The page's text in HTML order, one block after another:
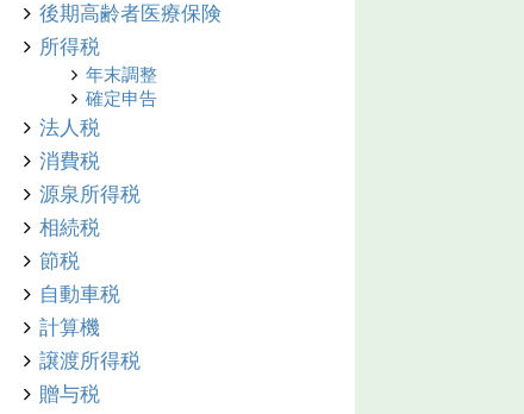
後期高齢者医療保険
所得税
年末調整
確定申告
法人税
消費税
源泉所得税
相続税
節税
自動車税
計算機
譲渡所得税
贈与税